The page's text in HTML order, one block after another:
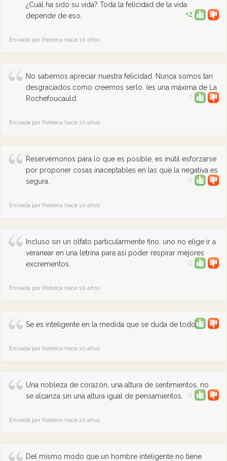
¿Cuál ha sido su vida? Toda la felicidad de la vida
depende de eso.
+2
Enviada por Rebeca hace 10 años
No sabemos apreciar nuestra felicidad. Nunca somos tan
desgraciados como creemos serlo. (es una máxima de La
Rochefoucauld.
0
Enviada por Rebeca hace 10 años
Reservémonos para lo que es posible, es inútil esforzarse
por proponer cosas inaceptables en las que la negativa es
segura.
0
Enviada por Rebeca hace 10 años
Incluso sin un olfato particularmente fino, uno no elige ir a
veranear en una letrina para así poder respirar mejores
excrementos.
0
Enviada por Rebeca hace 10 años
Se es inteligente en la medida que se duda de todo.
0
Enviada por Rebeca hace 10 años
Una nobleza de corazón, una altura de sentimientos, no
se alcanza sin una altura igual de pensamientos.
0
Enviada por Rebeca hace 10 años
Del mismo modo que un hombre inteligente no tiene